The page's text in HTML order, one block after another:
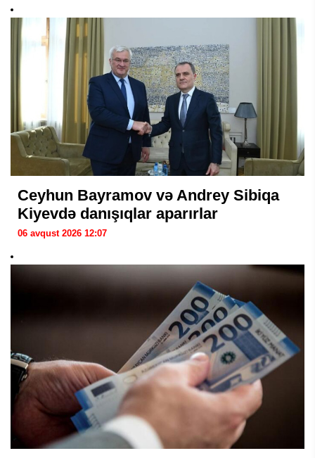
Ceyhun Bayramov və Andrey Sibiqa
Kiyevdə danışıqlar aparırlar
06 avqust 2026 12:07